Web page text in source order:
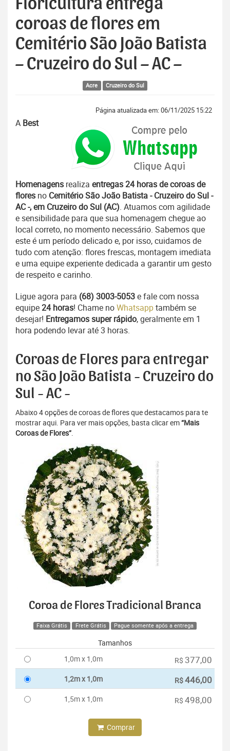
Floricultura entrega
coroas de flores em
Cemitério São João Batista
– Cruzeiro do Sul – AC –
Acre Cruzeiro do Sul
Página atualizada em: 06/11/2025 15:22
A Best
Homenagens realiza entregas 24 horas de coroas de
flores no Cemitério São João Batista - Cruzeiro do Sul -
AC -, em Cruzeiro do Sul (AC). Atuamos com agilidade
e sensibilidade para que sua homenagem chegue ao
local correto, no momento necessário. Sabemos que
este é um período delicado e, por isso, cuidamos de
tudo com atenção: flores frescas, montagem imediata
e uma equipe experiente dedicada a garantir um gesto
de respeito e carinho.
Ligue agora para (68) 3003-5053e fale com nossa
equipe24 horas! Chame noWhatsapptambém se
desejar! Entregamos super rápido, geralmente em 1
hora podendo levar até 3 horas.
Coroas de Flores para entregar
no São João Batista - Cruzeiro do
Sul - AC -
Abaixo 4 opções de coroas de flores que destacamos para te
mostrar aqui. Para ver mais opções, basta clicar em“Mais
Coroas de Flores”.
Coroa de Flores Tradicional Branca
Faixa Grátis Frete Grátis Pague somente após a entrega
Tamanhos
1,0m x 1,0m
R$ 377,00
1,2m x 1,0m R$446,00
1,5m x 1,0m R$ 498,00
Comprar